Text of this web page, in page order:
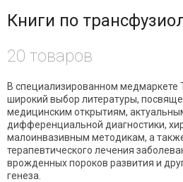
Книги по
20 товаров
В специализированном медмаркете
широкий выбор литературы,
медицинским открытиям,
дифференциальной диагностики,
малоинвазивным методикам, а
терапевтического лечения
врожденных пороков развития и
генеза.